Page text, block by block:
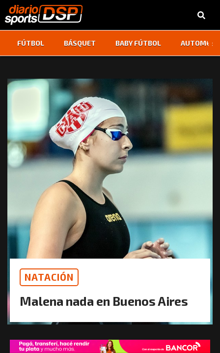
FÚTBOL BÁSQUET BABY FÚTBOL ‹ ›
NATACIÓN
Malena nada en Buenos Aires